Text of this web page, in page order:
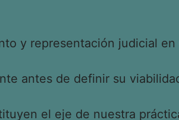
y representación judicial
antes de definir su
el eje de nuestra